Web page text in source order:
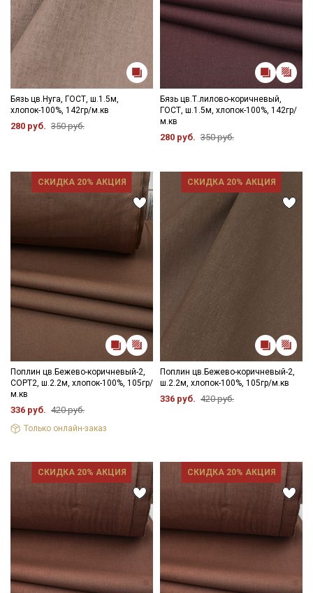
Бязь цв.Нуга, ГОСТ, ш.1.5м,
хлопок-100%, 142гр/м.кв
280 руб. 350 руб.
Бязь цв.Т.лилово-коричневый,
ГОСТ, ш.1.5м, хлопок-100%, 142гр/
м.кв
280 руб. 350 руб.
СКИДКА 20% АКЦИЯ
Поплин цв.Бежево-коричневый-2,
СОРТ2, ш.2.2м, хлопок-100%, 105гр/
м.кв
336 руб. 420 руб.
Только онлайн-заказ
СКИДКА 20% АКЦИЯ
Поплин цв.Бежево-коричневый-2,
ш.2.2м, хлопок-100%, 105гр/м.кв
336 руб. 420 руб.
СКИДКА 20% АКЦИЯ СКИДКА 20% АКЦИЯ